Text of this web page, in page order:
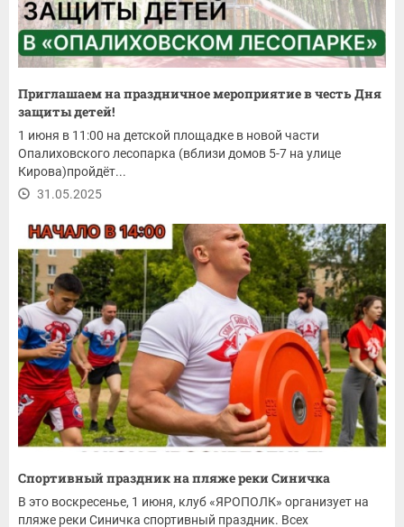
Приглашаем на праздничное мероприятие в честь Дня
защиты детей!
1 июня в 11:00 на детской площадке в новой части
Опалиховского лесопарка (вблизи домов 5-7 на улице
Кирова)пройдёт...
31.05.2025
Спортивный праздник на пляже реки Синичка
В это воскресенье, 1 июня, клуб «ЯРОПОЛК» организует на
пляже реки Синичка спортивный праздник. Всех